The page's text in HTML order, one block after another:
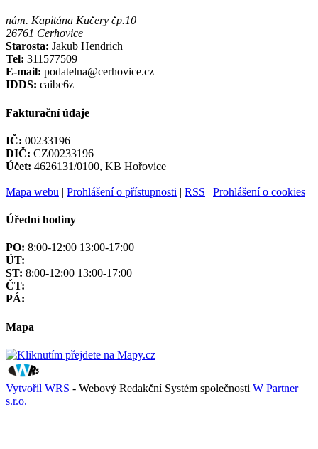
nám. Kapitána Kučery čp.10
26761 Cerhovice
Starosta: Jakub Hendrich
Tel: 311577509
E-mail: podatelna@cerhovice.cz
IDDS: caibe6z
Fakturační údaje
IČ: 00233196
DIČ: CZ00233196
Účet: 4626131/0100, KB Hořovice
Mapa webu | Prohlášení o přístupnosti | RSS | Prohlášení o cookies
Úřední hodiny
PO: 8:00-12:00 13:00-17:00
ÚT:
ST: 8:00-12:00 13:00-17:00
ČT:
PÁ:
Mapa
Vytvořil WRS - Webový Redakční Systém společnosti W Partner
s.r.o.